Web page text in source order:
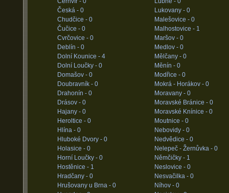
Česká - 0
Chudčice - 0
Čučice - 0
Cvrčovice - 0
Deblín - 0
Dolní Kounice - 4
Dolní Loučky - 0
Domašov - 0
Doubravník - 0
Drahonín - 0
Drásov - 0
Hajany - 0
Heroltice - 0
Hlína - 0
Hluboké Dvory - 0
Holasice - 0
Horní Loučky - 0
Hostěnice - 1
Hradčany - 0
Hrušovany u Brna - 0
Lukovany - 0
Malešovice - 0
Malhostovice - 1
Maršov - 0
Medlov - 0
Mělčany - 0
Měnín - 0
Modřice - 0
Mokrá - Horákov - 0
Moravany - 0
Moravské Bránice - 0
Moravské Knínice - 0
Moutnice - 0
Nebovidy - 0
Nedvědice - 0
Nelepeč - Žernůvka - 0
Němčičky - 1
Neslovice - 0
Nesvačilka - 0
Níhov - 0